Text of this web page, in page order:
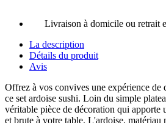
Livraison à domicile ou retrait
La description
Détails du produit
Avis
Offrez à vos convives une expérience de
ce set ardoise sushi. Loin du simple
véritable pièce de décoration qui apporte
et brute à votre table. L'ardoise,